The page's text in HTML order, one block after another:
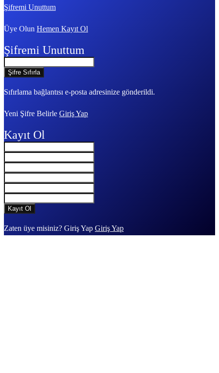
Şifremi Unuttum
Üye Olun Hemen Kayıt Ol
Şifremi Unuttum
Sıfırlama bağlantısı e-posta adresinize gönderildi.
Yeni Şifre Belirle Giriş Yap
Kayıt Ol
Zaten üye misiniz? Giriş Yap Giriş Yap